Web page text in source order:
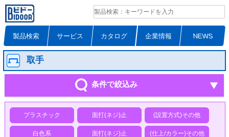
製品検索 サービス カタログ 企業情報 NEWS
取手
条件で絞込み
プラスチック 面打(ネジ)止 (設置方式)その他
白色系 面打(ネジ)止 (仕上/カラー)その他